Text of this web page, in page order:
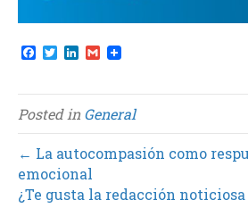
F
e
b
o
o
k
T
t
t
e
r
L
k
e
d
I
n
G
i
l
Posted inGeneral
← La autocompasión como
emocional
¿Te gusta la redacción